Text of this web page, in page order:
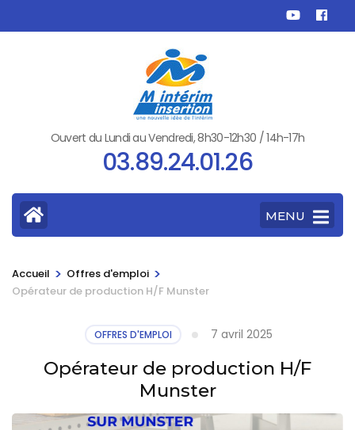
au
Ouvert du Lundi au Vendredi, 8h30-12h30 / 14h-17h
03.89.24.01.26
MENU
Accueil > Offres d'emploi >
Opérateur de production H/F Munster
OFFRES D'EMPLOI 7 avril 2025
Opérateur de production H/F
Munster